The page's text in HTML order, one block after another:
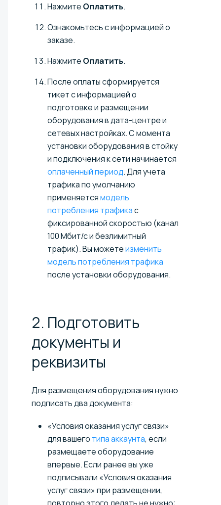
Нажмите Оплатить.
Ознакомьтесь с информацией о
заказе.
Нажмите Оплатить.
После оплаты сформируется
тикет с информацией о
подготовке и размещении
оборудования в дата-центре и
сетевых настройках. С момента
установки оборудования в стойку
и подключения к сети начинается
оплаченный период. Для учета
трафика по умолчанию
применяетсямодель
потребления трафикас
фиксированной скоростью (канал
100 Мбит/с и безлимитный
трафик). Вы можетеизменить
модель потребления трафика
после установки оборудования.
2. Подготовить
документы и
реквизиты
Для размещения оборудования нужно
подписать два документа:
«Условия оказания услуг связи»
для вашего типа аккаунта, если
размещаете оборудование
впервые. Если ранее вы уже
подписывали «Условия оказания
услуг связи» при размещении,
повторно этого делать не нужно;